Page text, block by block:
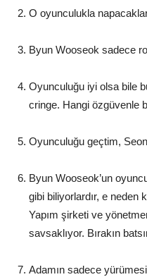
O oyunculukla
Byun Wooseok sadece
Oyunculuğu iyi olsa bile
cringe. Hangi özgüvenle
Oyunculuğu geçtim,
Byun Wooseok’un
gibi biliyorlardır, e neden
Yapım şirketi ve
savsaklıyor. Bırakın
Adamın sadece